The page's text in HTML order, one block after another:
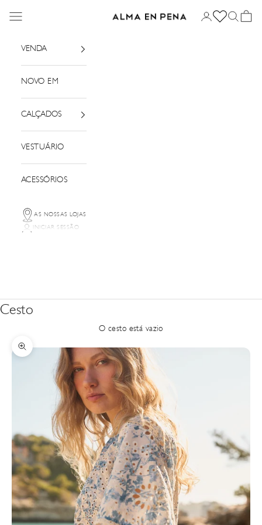
Alma em Pena
Menu Iniciar sessão
Pesquisar
Cesto
VENDA
NOVO EM
CALÇADOS
VESTUÁRIO
ACESSÓRIOS
AS NOSSAS LOJAS
INICIAR SESSÃO
Cesto
O cesto está vazio
Zoom